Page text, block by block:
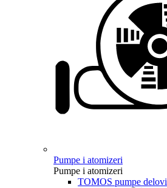
Pumpe i atomizeri
Pumpe i atomizeri
TOMOS pumpe delovi